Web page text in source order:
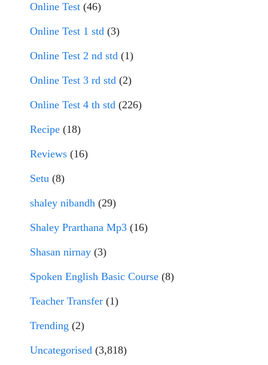
Online Test (46)
Online Test 1 std (3)
Online Test 2 nd std (1)
Online Test 3 rd std (2)
Online Test 4 th std (226)
Recipe (18)
Reviews (16)
Setu (8)
shaley nibandh (29)
Shaley Prarthana Mp3 (16)
Shasan nirnay (3)
Spoken English Basic Course (8)
Teacher Transfer (1)
Trending (2)
Uncategorised (3,818)